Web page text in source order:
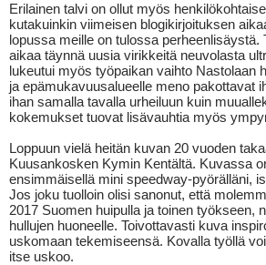
Erilainen talvi on ollut myös
kutakuinkin viimeisen blogikirjoituksen
lopussa meille on tulossa perheenlisäystä.
aikaa täynnä uusia virikkeitä neuvolasta
lukeutui myös työpaikan vaihto Nastolaan
ja epämukavuusalueelle meno pakottavat
ihan samalla tavalla urheiluun kuin
kokemukset tuovat lisävauhtia myös
Loppuun vielä heitän kuvan 20 vuoden
Kuusankosken Kymin Kentältä. Kuvassa
ensimmäisellä mini speedway-pyörälläni,
Jos joku tuolloin olisi sanonut, että
2017 Suomen huipulla ja toinen työkseen,
hullujen huoneelle. Toivottavasti kuva
uskomaan tekemiseensä. Kovalla työllä
itse uskoo.